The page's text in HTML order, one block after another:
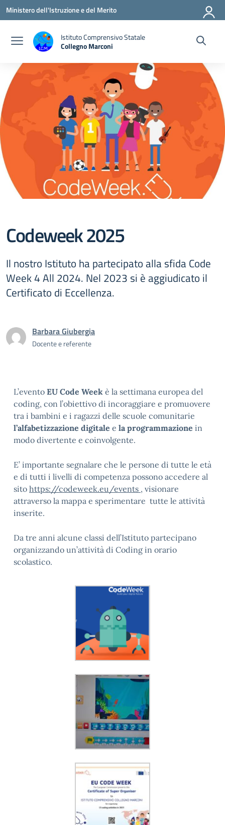
Vai ai contenuti
Vai al menu di navigazione
Vai al footer
Ministero dell'Istruzione e del Merito
Istituto Comprensivo Statale
Collegno Marconi
Codeweek 2025
Il nostro Istituto ha partecipato alla sfida Code
Week 4 All 2024. Nel 2023 si è aggiudicato il
Certificato di Eccellenza.
Barbara Giubergia
Docente e referente
L’evento EU Code Week è la settimana europea del
coding, con l’obiettivo di incoraggiare e promuovere
tra i bambini e i ragazzi delle scuole comunitarie
l’alfabetizzazione digitale e la programmazione in
modo divertente e coinvolgente.
E’ importante segnalare che le persone di tutte le età
e di tutti i livelli di competenza possono accedere al
sito https://codeweek.eu/events , visionare
attraverso la mappa e sperimentare tutte le attività
inserite.
Da tre anni alcune classi dell’Istituto partecipano
organizzando un’attività di Coding in orario
scolastico.